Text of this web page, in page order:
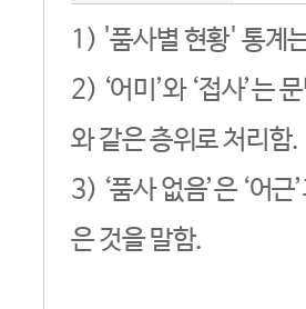
1) '품사별 현황' 통계
2) ‘어미’와 ‘접사’는
와 같은 층위로 처리함.
3) ‘품사 없음’은 ‘어
은 것을 말함.